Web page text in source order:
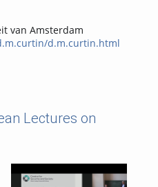
van Amsterdam
d.m.curtin.html
Lectures on